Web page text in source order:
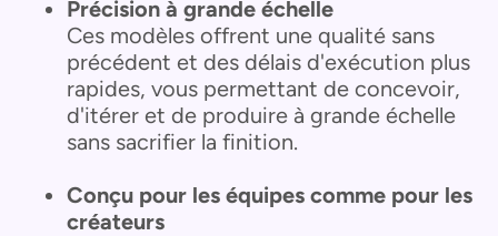
Précision à grande échelle
Ces modèles offrent une qualité sans
précédent et des délais d'exécution plus
rapides, vous permettant de concevoir,
d'itérer et de produire à grande échelle
sans sacrifier la finition.
Conçu pour les équipes comme pour les
créateurs